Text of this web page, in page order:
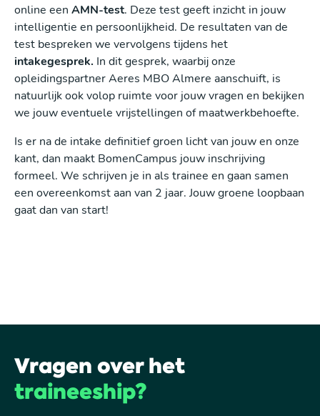
online een AMN-test. Deze test geeft inzicht in jouw
intelligentie en persoonlijkheid. De resultaten van de
test bespreken we vervolgens tijdens het
intakegesprek. In dit gesprek, waarbij onze
opleidingspartner Aeres MBO Almere aanschuift, is
natuurlijk ook volop ruimte voor jouw vragen en bekijken
we jouw eventuele vrijstellingen of maatwerkbehoefte.
Is er na de intake definitief groen licht van jouw en onze
kant, dan maakt BomenCampus jouw inschrijving
formeel. We schrijven je in als trainee en gaan samen
een overeenkomst aan van 2 jaar. Jouw groene loopbaan
gaat dan van start!
Vragen over het
traineeship?